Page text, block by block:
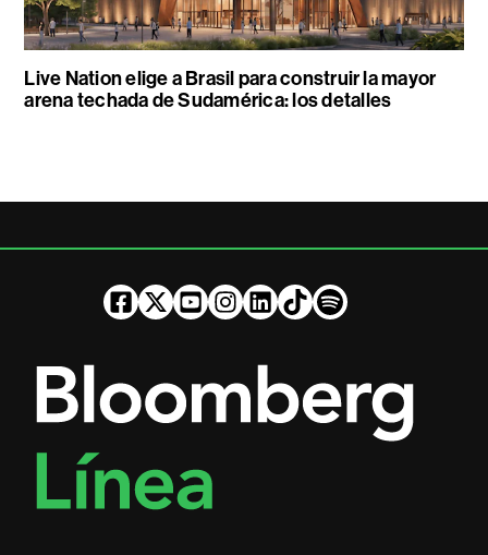
Live Nation elige a Brasil para construir la mayor
arena techada de Sudamérica: los detalles